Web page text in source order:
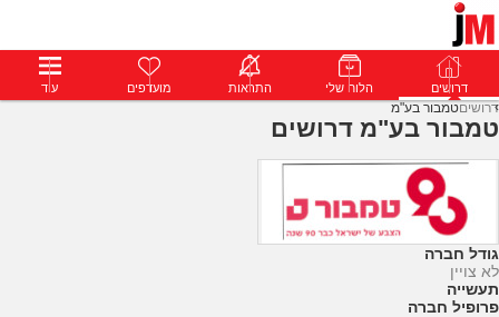
דרושים פרופילים הודעות פרימיום דרושים הלוח שלי התראות מועדפים עוד
דרושיםטמבור בע"מ
טמבור בע"מ דרושים
גודל חברה
לא צויין
תעשייה
פרופיל חברה